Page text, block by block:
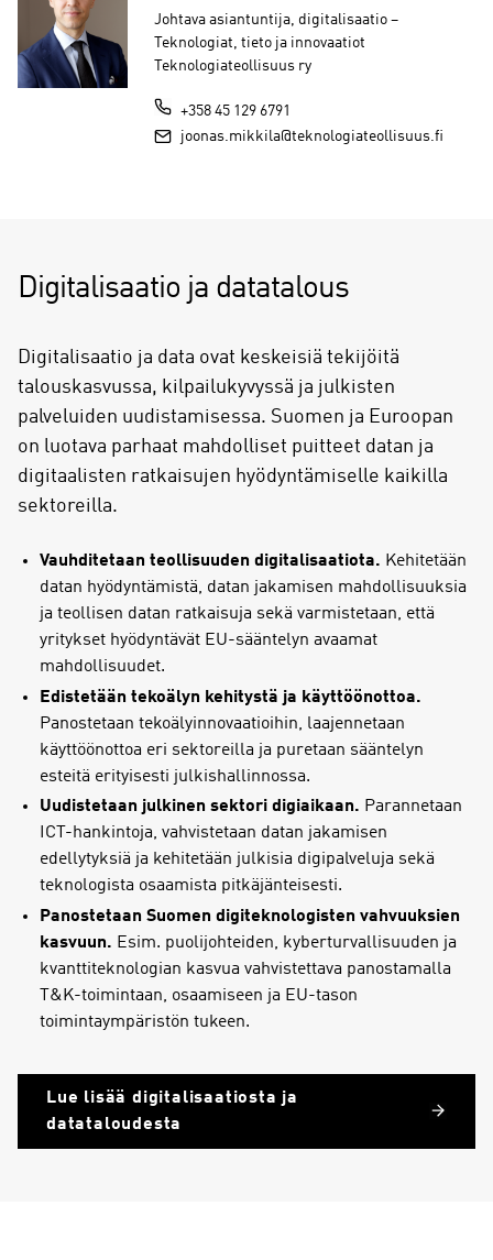
Johtava asiantuntija, digitalisaatio –
Teknologiat, tieto ja innovaatiot
Teknologiateollisuus ry
+358 45 129 6791
joonas.mikkila@teknologiateollisuus.fi
Digitalisaatio ja datatalous
Digitalisaatio ja data ovat keskeisiä tekijöitä
talouskasvussa, kilpailukyvyssä ja julkisten
palveluiden uudistamisessa. Suomen ja Euroopan
on luotava parhaat mahdolliset puitteet datan ja
digitaalisten ratkaisujen hyödyntämiselle kaikilla
sektoreilla.
Vauhditetaan teollisuuden digitalisaatiota. Kehitetään
datan hyödyntämistä, datan jakamisen mahdollisuuksia
ja teollisen datan ratkaisuja sekä varmistetaan, että
yritykset hyödyntävät EU-sääntelyn avaamat
mahdollisuudet.
Edistetään tekoälyn kehitystä ja käyttöönottoa.
Panostetaan tekoälyinnovaatioihin, laajennetaan
käyttöönottoa eri sektoreilla ja puretaan sääntelyn
esteitä erityisesti julkishallinnossa.
Uudistetaan julkinen sektori digiaikaan. Parannetaan
ICT-hankintoja, vahvistetaan datan jakamisen
edellytyksiä ja kehitetään julkisia digipalveluja sekä
teknologista osaamista pitkäjänteisesti.
Panostetaan Suomen digiteknologisten vahvuuksien
kasvuun. Esim. puolijohteiden, kyberturvallisuuden ja
kvanttiteknologian kasvua vahvistettava panostamalla
T&K-toimintaan, osaamiseen ja EU-tason
toimintaympäristön tukeen.
Lue lisää digitalisaatiosta ja
datataloudesta